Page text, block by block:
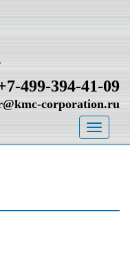
499-394-41-09
corporation.ru
Toggle